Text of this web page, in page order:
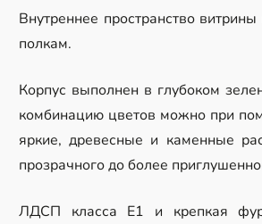
Внутреннее пространство
полкам.
Корпус выполнен в глубоком
комбинацию цветов можно при
яркие, древесные и каменные
прозрачного до более
ЛДСП класса Е1 и крепкая